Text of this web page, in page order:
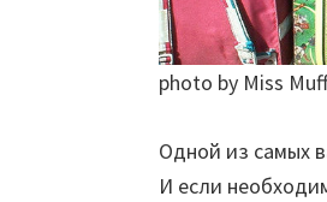
photo by Miss
Одной из самых
И если